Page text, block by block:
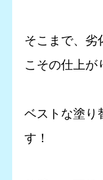
そこまで、劣
こその仕上が
ベストな塗り
す！